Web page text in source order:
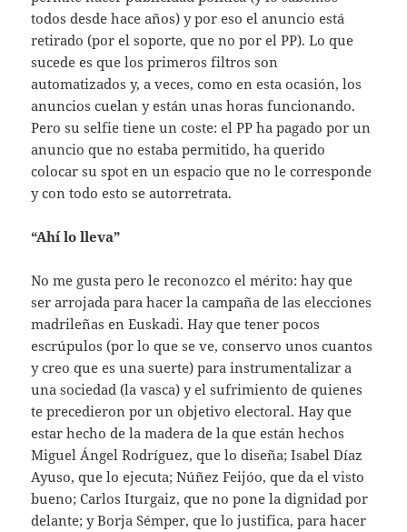
todos desde hace años) y por eso el anuncio está
retirado (por el soporte, que no por el PP). Lo que
sucede es que los primeros filtros son
automatizados y, a veces, como en esta ocasión, los
anuncios cuelan y están unas horas funcionando.
Pero su selfie tiene un coste: el PP ha pagado por un
anuncio que no estaba permitido, ha querido
colocar su spot en un espacio que no le corresponde
y con todo esto se autorretrata.
“Ahí lo lleva”
No me gusta pero le reconozco el mérito: hay que
ser arrojada para hacer la campaña de las elecciones
madrileñas en Euskadi. Hay que tener pocos
escrúpulos (por lo que se ve, conservo unos cuantos
y creo que es una suerte) para instrumentalizar a
una sociedad (la vasca) y el sufrimiento de quienes
te precedieron por un objetivo electoral. Hay que
estar hecho de la madera de la que están hechos
Miguel Ángel Rodríguez, que lo diseña; Isabel Díaz
Ayuso, que lo ejecuta; Núñez Feijóo, que da el visto
bueno; Carlos Iturgaiz, que no pone la dignidad por
delante; y Borja Sémper, que lo justifica, para hacer